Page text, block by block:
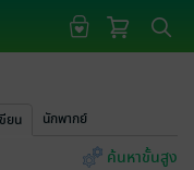
ยน นักพากย์
ค้นหาขั้นสูง